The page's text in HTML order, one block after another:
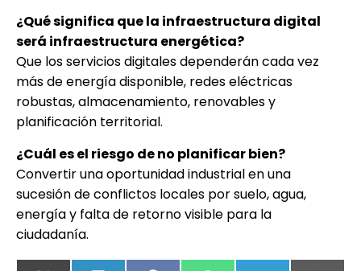
¿Qué significa que la infraestructura digital
será infraestructura energética?
Que los servicios digitales dependerán cada vez
más de energía disponible, redes eléctricas
robustas, almacenamiento, renovables y
planificación territorial.
¿Cuál es el riesgo de no planificar bien?
Convertir una oportunidad industrial en una
sucesión de conflictos locales por suelo, agua,
energía y falta de retorno visible para la
ciudadanía.